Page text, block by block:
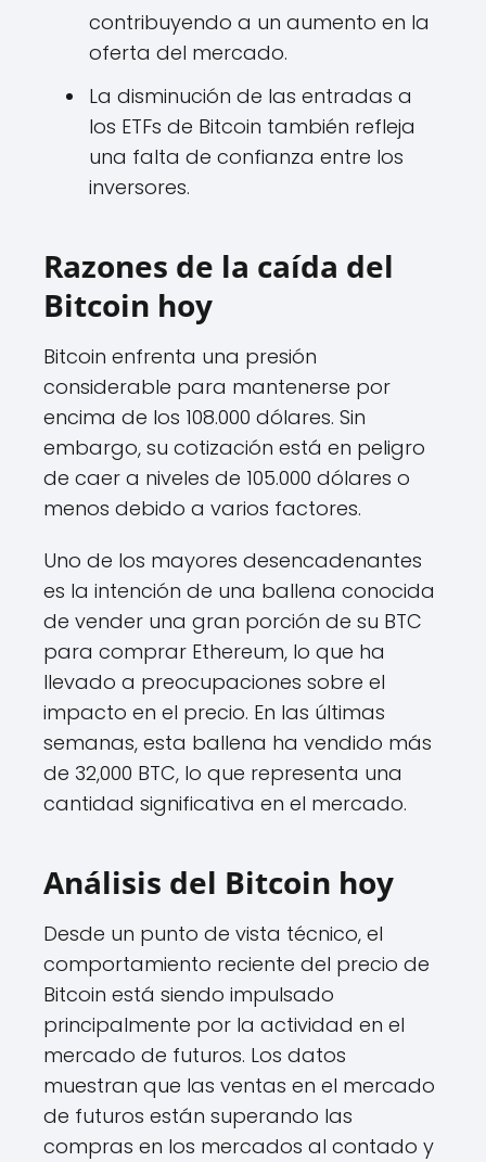
contribuyendo a un aumento en la
oferta del mercado.
La disminución de las entradas a
los ETFs de Bitcoin también refleja
una falta de confianza entre los
inversores.
Razones de la caída del
Bitcoin hoy
Bitcoin enfrenta una presión
considerable para mantenerse por
encima de los 108.000 dólares. Sin
embargo, su cotización está en peligro
de caer a niveles de 105.000 dólares o
menos debido a varios factores.
Uno de los mayores desencadenantes
es la intención de una ballena conocida
de vender una gran porción de su BTC
para comprar Ethereum, lo que ha
llevado a preocupaciones sobre el
impacto en el precio. En las últimas
semanas, esta ballena ha vendido más
de 32,000 BTC, lo que representa una
cantidad significativa en el mercado.
Análisis del Bitcoin hoy
Desde un punto de vista técnico, el
comportamiento reciente del precio de
Bitcoin está siendo impulsado
principalmente por la actividad en el
mercado de futuros. Los datos
muestran que las ventas en el mercado
de futuros están superando las
compras en los mercados al contado y